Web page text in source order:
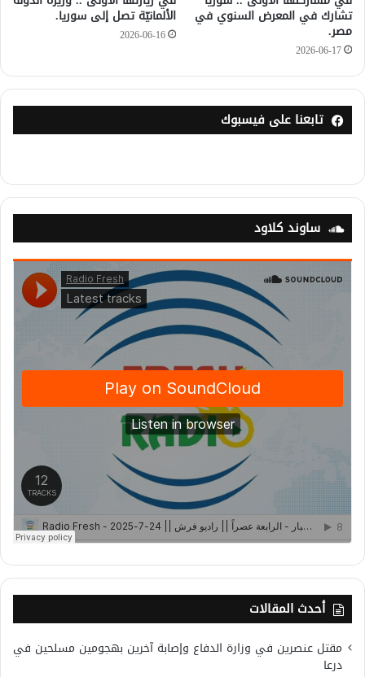
تشارك في المعرض السنوي في
مصر.
2026-06-17
الألمانيّة تصل إلى سوريا.
2026-06-16
تابعنا على فيسبوك
ساوند كلاود
أحدث المقالات
مقتل عنصرين في وزارة الدفاع وإصابة آخرين بهجومين مسلحين في
درعا